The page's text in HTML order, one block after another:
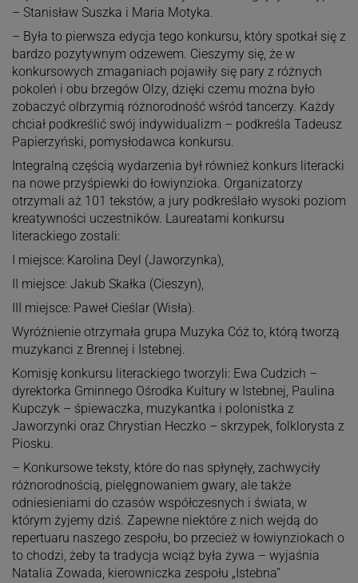
– Stanisław Suszka i Maria Motyka.
– Była to pierwsza edycja tego konkursu, który spotkał się z
bardzo pozytywnym odzewem. Cieszymy się, że w
konkursowych zmaganiach pojawiły się pary z różnych
pokoleń i obu brzegów Olzy, dzięki czemu można było
zobaczyć olbrzymią różnorodność wśród tancerzy. Każdy
chciał podkreślić swój indywidualizm – podkreśla Tadeusz
Papierzyński, pomysłodawca konkursu.
Integralną częścią wydarzenia był również konkurs literacki
na nowe przyśpiewki do łowiynzioka. Organizatorzy
otrzymali aż 101 tekstów, a jury podkreślało wysoki poziom
kreatywności uczestników. Laureatami konkursu
literackiego zostali:
I miejsce: Karolina Deyl (Jaworzynka),
II miejsce: Jakub Skałka (Cieszyn),
III miejsce: Paweł Cieślar (Wisła).
Wyróżnienie otrzymała grupa Muzyka Cóż to, którą tworzą
muzykanci z Brennej i Istebnej.
Komisję konkursu literackiego tworzyli: Ewa Cudzich –
dyrektorka Gminnego Ośrodka Kultury w Istebnej, Paulina
Kupczyk – śpiewaczka, muzykantka i polonistka z
Jaworzynki oraz Chrystian Heczko – skrzypek, folklorysta z
Piosku.
– Konkursowe teksty, które do nas spłynęły, zachwyciły
różnorodnością, pielęgnowaniem gwary, ale także
odniesieniami do czasów współczesnych i świata, w
którym żyjemy dziś. Zapewne niektóre z nich wejdą do
repertuaru naszego zespołu, bo przecież w łowiynziokach o
to chodzi, żeby ta tradycja wciąż była żywa – wyjaśnia
Natalia Zowada, kierowniczka zespołu „Istebna”